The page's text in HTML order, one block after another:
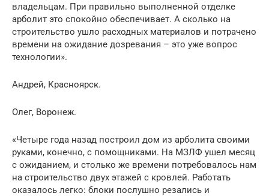
владельцам. При правильно выполненной отделке
арболит это спокойно обеспечивает. А сколько на
строительство ушло расходных материалов и потрачено
времени на ожидание дозревания – это уже вопрос
технологии».
Андрей, Красноярск.
Олег, Воронеж.
«Четыре года назад построил дом из арболита своими
руками, конечно, с помощниками. На МЗЛФ ушел месяц
с ожиданием, и столько же времени потребовалось нам
на строительство двух этажей с кровлей. Работать
оказалось легко: блоки послушно резались и